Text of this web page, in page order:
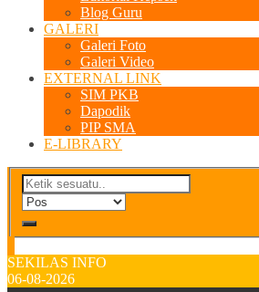
Blog Guru
GALERI
Galeri Foto
Galeri Video
EXTERNAL LINK
SIM PKB
Dapodik
PIP SMA
E-LIBRARY
SEKILAS INFO
06-08-2026